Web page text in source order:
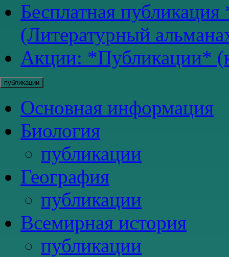
Бесплатная
(Литературный
Акции: *Публикации*
публикации
Основная информация
Биология
публикации
География
публикации
Всемирная история
публикации